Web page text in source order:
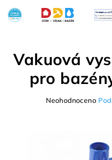
obsah
Vakuová
pro
Průměrné
Neohodnoceno